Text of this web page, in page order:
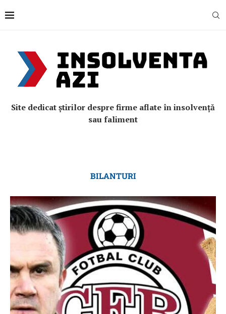
Site dedicat știrilor despre firme aflate în insolvență
sau faliment
BILANTURI